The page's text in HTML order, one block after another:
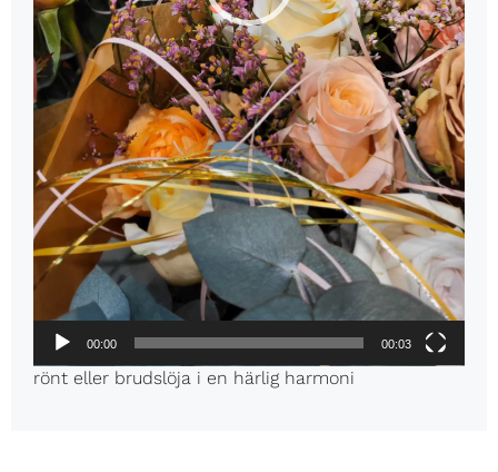
00:00 00:03
rönt eller brudslöja i en härlig harmoni